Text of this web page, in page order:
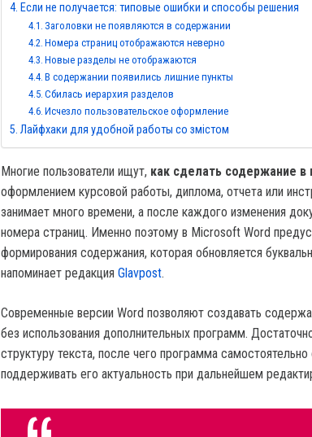
Если не получается: типовые ошибки и способы решения
Заголовки не появляются в содержании
Номера страниц отображаются неверно
Новые разделы не отображаются
В содержании появились лишние пункты
Сбилась иерархия разделов
Исчезло пользовательское оформление
Лайфхаки для удобной работы со змістом
Многие пользователи ищут, как сделать содержание в
оформлением курсовой работы, диплома, отчета или
занимает много времени, а после каждого изменения
номера страниц. Именно поэтому в Microsoft Word
формирования содержания, которая обновляется
напоминает редакция Glavpost.
Современные версии Word позволяют создавать
без использования дополнительных программ.
структуру текста, после чего программа
поддерживать его актуальность при дальнейшем